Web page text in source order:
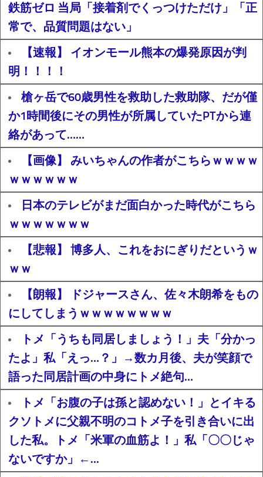
鉄筋ゼロ 当局「接着剤でくっつけただけ」「正
常で、品質問題はない」
【速報】 イオンモール熊本の爆発原因が判
明！！！！
槍ヶ岳で60歳男性を救助した救助隊、だが僅
か1時間後にその男性が所属していたPTから連
絡があって……
【画像】 みいちゃんの作者がこちらｗｗｗｗ
ｗｗｗｗｗｗ
日本のテレビがまだ面白かった時代がこちら
ｗｗｗｗｗｗｗ
【悲報】 博多人、これをおにぎりだというｗ
ｗｗ
【朗報】 ドジャースさん、佐々木朗希をもの
にしてしまうｗｗｗｗｗｗｗｗ
トメ「うちも同居しましょう！」夫「分かっ
たよ」私「えっ…？」→数カ月後、夫が笑顔で
語った同居計画の中身にトメ絶句…
トメ「お腹の子は孫と認めない！」とイキる
クソトメに父親不明のコトメ子を引き合いに出
した私。トメ「米軍の血筋よ！」私「〇〇じゃ
ないですか」←...